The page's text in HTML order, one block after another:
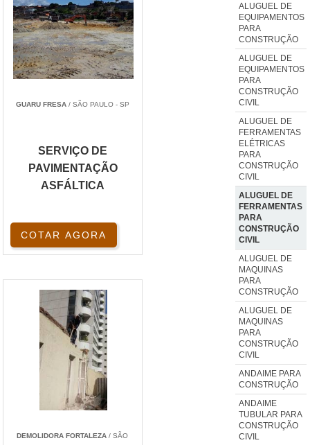
GUARU FRESA/ SÃO PAULO - SP
SERVIÇO DE
PAVIMENTAÇÃO
ASFÁLTICA
COTAR AGORA
DEMOLIDORA FORTALEZA / SÃO
ALUGUEL DE
EQUIPAMENTOS
PARA
CONSTRUÇÃO
ALUGUEL DE
EQUIPAMENTOS
PARA
CONSTRUÇÃO
CIVIL
ALUGUEL DE
FERRAMENTAS
ELÉTRICAS
PARA
CONSTRUÇÃO
CIVIL
ALUGUEL DE
FERRAMENTAS
PARA
CONSTRUÇÃO
CIVIL
ALUGUEL DE
MAQUINAS
PARA
CONSTRUÇÃO
ALUGUEL DE
MAQUINAS
PARA
CONSTRUÇÃO
CIVIL
ANDAIME PARA
CONSTRUÇÃO
ANDAIME
TUBULAR PARA
CONSTRUÇÃO
CIVIL